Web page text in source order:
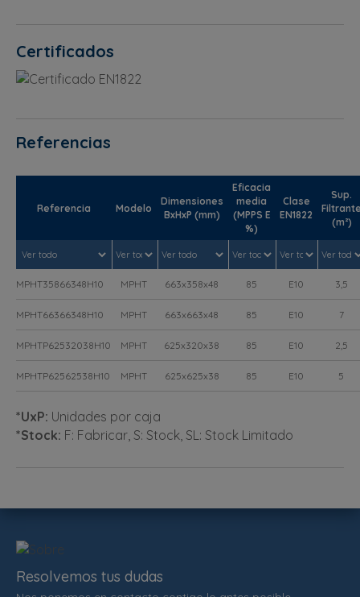
Certificados
Referencias
Referencia Modelo
Dimensiones
BxHxP (mm)
Eficacia
media
(MPPS E
%)
Clase
EN1822
Sup.
(m²)
MPHT35866348H10 MPHT 663x358x48 85 E10 3,5
MPHT66366348H10 MPHT 663x663x48 85 E10 7
MPHTP62532038H10 MPHT 625x320x38 85 E10 2,5
MPHTP62562538H10 MPHT 625x625x38 85 E10 5
*UxP: Unidades por caja
*Stock: F: Fabricar, S: Stock, SL: Stock Limitado
Resolvemos tus dudas